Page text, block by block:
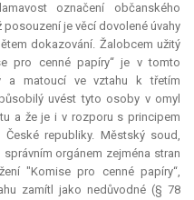
označení občanského
posouzení je věcí dovolené úvahy
dokazování. Žalobcem užitý
pro cenné papíry“ je v tomto
a matoucí ve vztahu k třetím
uvést tyto osoby v omyl
a že je i v rozporu s principem
republiky. Městský soud,
orgánem zejména stran
"Komise pro cenné papíry“,
zamítl jako nedůvodné (§ 78